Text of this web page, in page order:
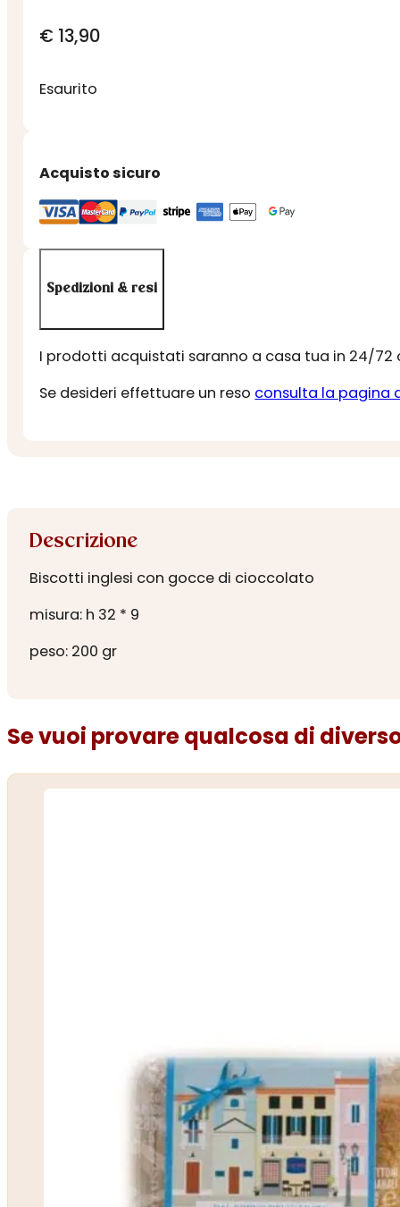
€ 13,90
Esaurito
Acquisto sicuro
Spedizioni & resi
I prodotti acquistati saranno a casa tua in 24/72
Se desideri effettuare un reso consulta la pagina
Descrizione
Biscotti inglesi con gocce di cioccolato
misura: h 32 * 9
peso: 200 gr
Se vuoi provare qualcosa di